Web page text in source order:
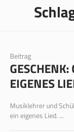
Beitrag
EIGENES
Musiklehrer und
ein eigenes Lied. ...